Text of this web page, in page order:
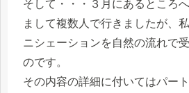
そして・・・３月にあるところ
まして複数人で行きましたが、
ニシェーションを自然の流れで
のです。
その内容の詳細に付いてはパー